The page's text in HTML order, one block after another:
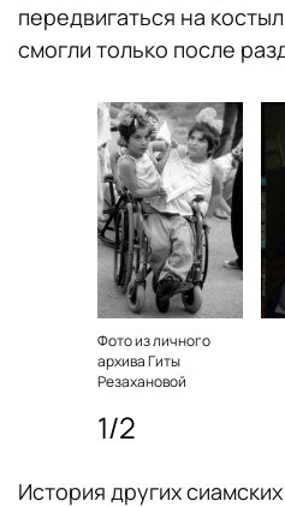
передвигаться на
смогли только после
Фото из личного
архива Гиты
Резахановой
1/2
История других